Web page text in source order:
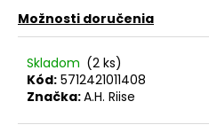
Možnosti doručenia
Skladom (2 ks)
Kód: 5712421011408
Značka:A.H. Riise
REBELLION
RUM
0.70L
37.5%